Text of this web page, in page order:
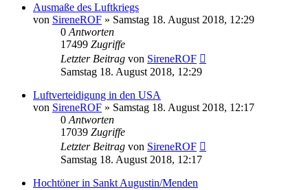
Ausmaße des Luftkriegs
von SireneROF » Samstag 18. August 2018, 12:29
0 Antworten
17499 Zugriffe
Letzter Beitrag von SireneROF
Samstag 18. August 2018, 12:29
Luftverteidigung in den USA
von SireneROF » Samstag 18. August 2018, 12:17
0 Antworten
17039 Zugriffe
Letzter Beitrag von SireneROF
Samstag 18. August 2018, 12:17
Hochtöner in Sankt Augustin/Menden